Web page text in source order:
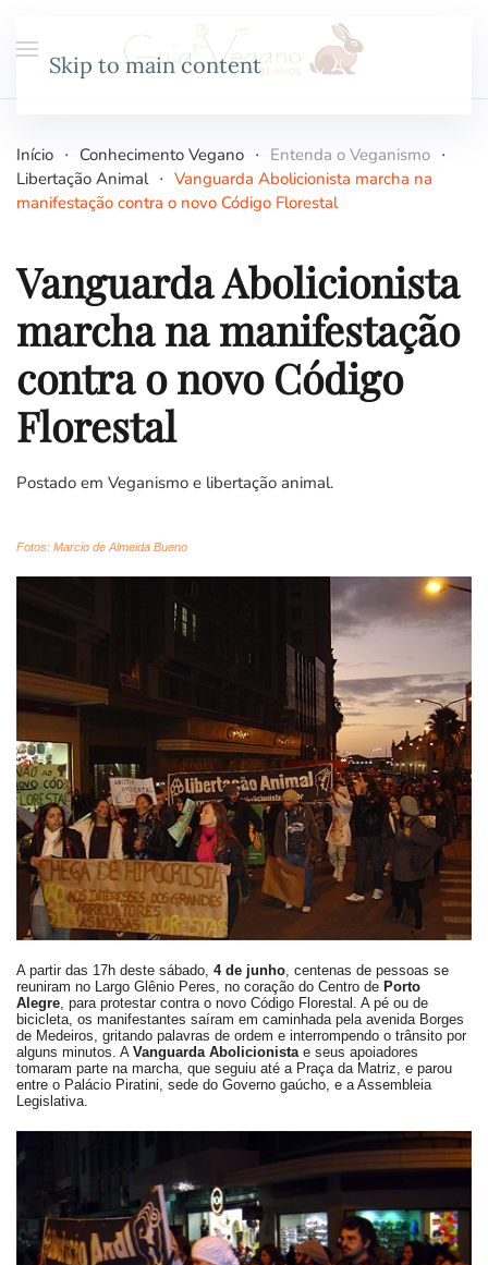
Skip to main content
Início Conhecimento Vegano
Entenda o Veganismo
Libertação Animal
Vanguarda Abolicionista marcha na
manifestação contra o novo Código Florestal
Vanguarda Abolicionista
marcha na manifestação
contra o novo Código
Florestal
Postado em Veganismo e libertação animal.
Fotos: Marcio de Almeida Bueno
A partir das 17h deste sábado, 4 de junho, centenas de pessoas se
reuniram no Largo Glênio Peres, no coração do Centro de Porto
Alegre, para protestar contra o novo Código Florestal. A pé ou de
bicicleta, os manifestantes saíram em caminhada pela avenida Borges
de Medeiros, gritando palavras de ordem e interrompendo o trânsito por
alguns minutos. A Vanguarda Abolicionista e seus apoiadores
tomaram parte na marcha, que seguiu até a Praça da Matriz, e parou
entre o Palácio Piratini, sede do Governo gaúcho, e a Assembleia
Legislativa.